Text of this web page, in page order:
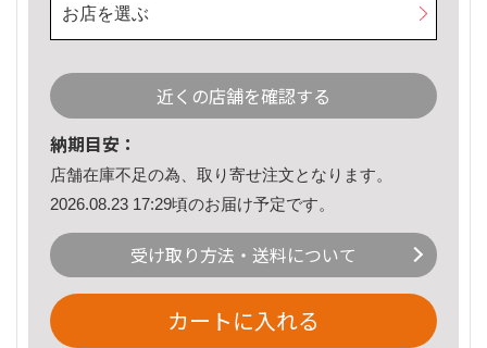
お店を選ぶ
近くの店舗を確認する
納期目安：
店舗在庫不足の為、取り寄せ注文となります。
2026.08.23 17:29頃のお届け予定です。
受け取り方法・送料について
カートに入れる